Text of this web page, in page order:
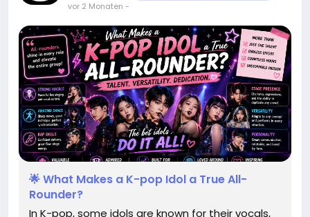
vor 2 Monaten -
🌟 What Makes a K-pop Idol a True All-
Rounder?
In K-pop, some idols are known for their vocals,